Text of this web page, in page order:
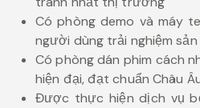
Có phòng demo và máy
người dùng trải nghiệm sản
Có phòng dán phim cách
hiện đại, đạt chuẩn Châu
Được thực hiện dịch vụ